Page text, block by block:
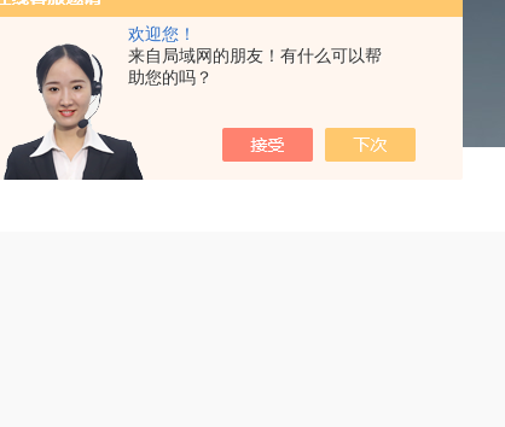
欢迎您！
来自局域网的朋友！有什么可以帮
助您的吗？